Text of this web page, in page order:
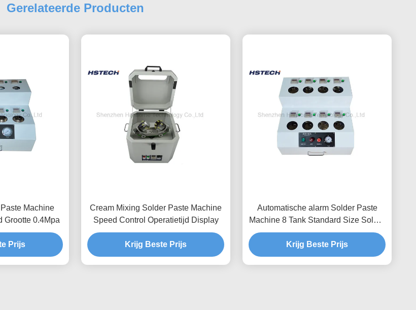
Gerelateerde Producten
Machine
Grootte 0.4Mpa
Prijs
Cream Mixing Solder Paste Machine
Speed Control Operatietijd Display
Krijg Beste Prijs
Automatische alarm Solder Paste
Machine 8 Tank Standard Size Solder
Paste Aging Machine
Krijg Beste Prijs